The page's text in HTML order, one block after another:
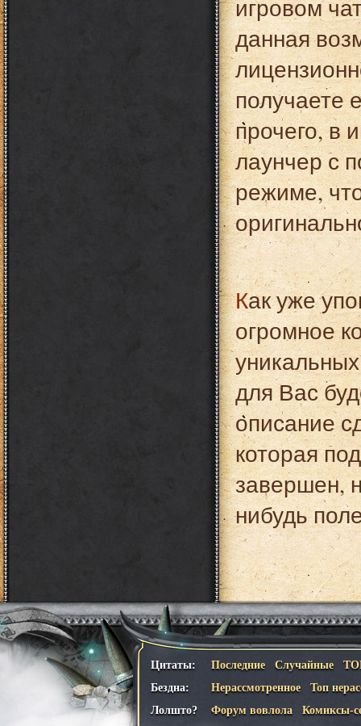
игровом
данная
получаете
прочего, в
лаунчер с
режиме,
Как уже упоминалось ранее, на сайте находится
огромное
для Вас
описание
которая
завершен,
нибудь
Цитаты: Последние Случайные
Бездна:
Нерассмотренное
Топ
Лолшто?
Форум вовлола
Комиксы-